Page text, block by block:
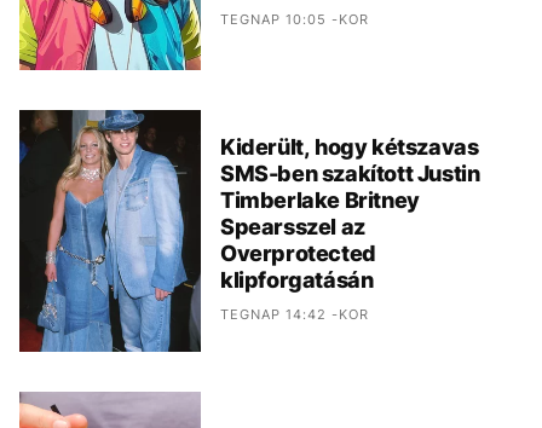
TEGNAP 10:05 -KOR
Kiderült, hogy kétszavas
SMS-ben szakított Justin
Timberlake Britney
Spearsszel az
Overprotected
klipforgatásán
TEGNAP 14:42 -KOR